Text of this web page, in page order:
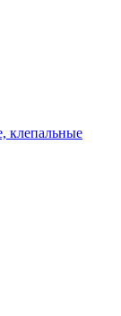
клепальные